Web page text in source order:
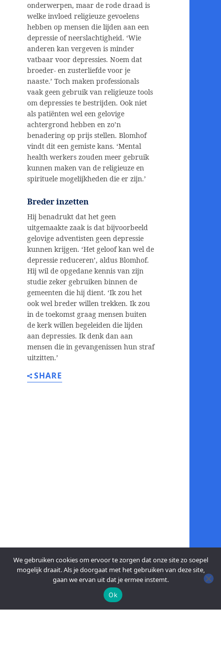
onderwerpen, maar de rode draad is
welke invloed religieuze gevoelens
hebben op mensen die lijden aan een
depressie of neerslachtigheid. ‘Wie
anderen kan vergeven is minder
vatbaar voor depressies. Noem dat
broeder- en zusterliefde voor je
naaste.’ Toch maken professionals
vaak geen gebruik van religieuze tools
om depressies te bestrijden. Ook niet
als patiënten wel een gelovige
achtergrond hebben en zo’n
benadering op prijs stellen. Blomhof
vindt dit een gemiste kans. ‘Mental
health werkers zouden meer gebruik
kunnen maken van de religieuze en
spirituele mogelijkheden die er zijn.’
Breder inzetten
Hij benadrukt dat het geen
uitgemaakte zaak is dat bijvoorbeeld
gelovige adventisten geen depressie
kunnen krijgen. ‘Het geloof kan wel de
depressie reduceren’, aldus Blomhof.
Hij wil de opgedane kennis van zijn
studie zeker gebruiken binnen de
gemeenten die hij dient. ‘Ik zou het
ook wel breder willen trekken. Ik zou
in de toekomst graag mensen buiten
de kerk willen begeleiden die lijden
aan depressies. Ik denk dan aan
mensen die in gevangenissen hun straf
uitzitten.’
SHARE
We gebruiken cookies om ervoor te zorgen dat onze site zo soepel
mogelijk draait. Als je doorgaat met het gebruiken van deze site,
gaan we ervan uit dat je ermee instemt.
Ok